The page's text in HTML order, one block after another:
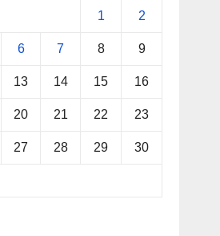
1 2
6 7 8 9
13 14 15 16
20 21 22 23
27 28 29 30